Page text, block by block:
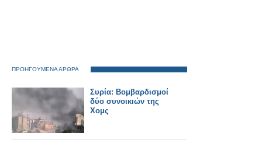
ΠΡΟΗΓΟΥΜΕΝΑ ΑΡΘΡΑ
Συρία: Βομβαρδισμοί
δύο συνοικιών της
Χομς